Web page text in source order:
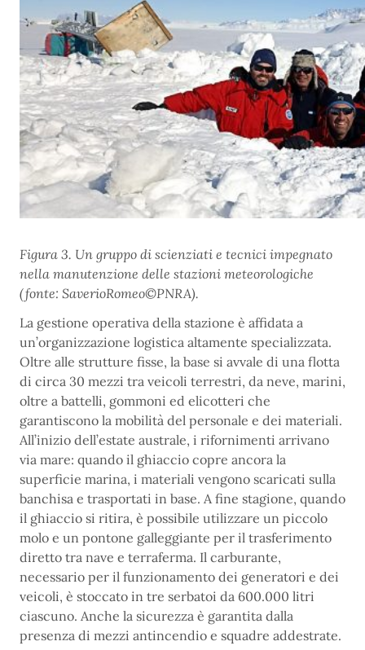
Figura 3. Un gruppo di scienziati e tecnici impegnato
nella manutenzione delle stazioni meteorologiche
(fonte: SaverioRomeo©PNRA).
La gestione operativa della stazione è affidata a
un’organizzazione logistica altamente specializzata.
Oltre alle strutture fisse, la base si avvale di una flotta
di circa 30 mezzi tra veicoli terrestri, da neve, marini,
oltre a battelli, gommoni ed elicotteri che
garantiscono la mobilità del personale e dei materiali.
All’inizio dell’estate australe, i rifornimenti arrivano
via mare: quando il ghiaccio copre ancora la
superficie marina, i materiali vengono scaricati sulla
banchisa e trasportati in base. A fine stagione, quando
il ghiaccio si ritira, è possibile utilizzare un piccolo
molo e un pontone galleggiante per il trasferimento
diretto tra nave e terraferma. Il carburante,
necessario per il funzionamento dei generatori e dei
veicoli, è stoccato in tre serbatoi da 600.000 litri
ciascuno. Anche la sicurezza è garantita dalla
presenza di mezzi antincendio e squadre addestrate.